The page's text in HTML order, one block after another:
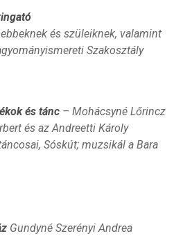
és szüleiknek, valamint
Szakosztály
és tánc– Mohácsyné Lőrincz
és az Andreetti Károly
Sóskút; muzsikál a Bara
Gundyné Szerényi Andrea